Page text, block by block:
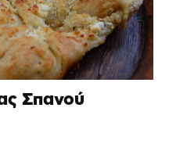
Σπανού